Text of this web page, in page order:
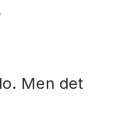
Men det